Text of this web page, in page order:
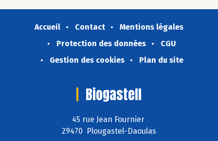
Accueil Contact
Mentions légales
Protection des données
CGU
Gestion des cookies
Plan du site
Biogastell
45 rue Jean Fournier
29470 Plougastel-Daoulas